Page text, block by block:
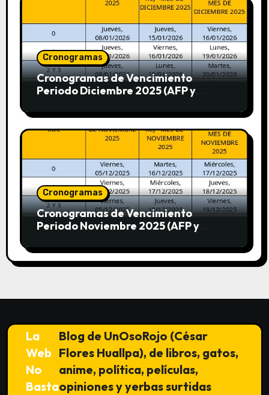
Cronogramas
Cronogramas de Vencimiento
Periodo Diciembre 2025 (AFP y
Cronogramas
Cronogramas de Vencimiento
Periodo Noviembre 2025 (AFP y
La
Web
No
Basta
Blog de UnOsoRojo (César
Flores Huallpa), de libros, gatos,
anime, política, películas,
opiniones y yerbas surtidas